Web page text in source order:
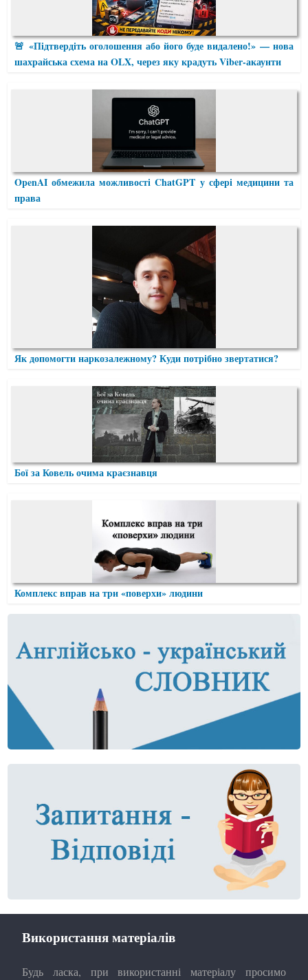
🚨 «Підтвердіть оголошення або його буде видалено!» — нова
шахрайська схема на OLX, через яку крадуть Viber-акаунти
OpenAI обмежила можливості ChatGPT у сфері медицини та
права
Як допомогти наркозалежному? Куди потрібно звертатися?
Бої за Ковель очима краєзнавця
Комплекс вправ на три «поверхи» людини
Використання матеріалів
Будь ласка, при використанні матеріалу просимо